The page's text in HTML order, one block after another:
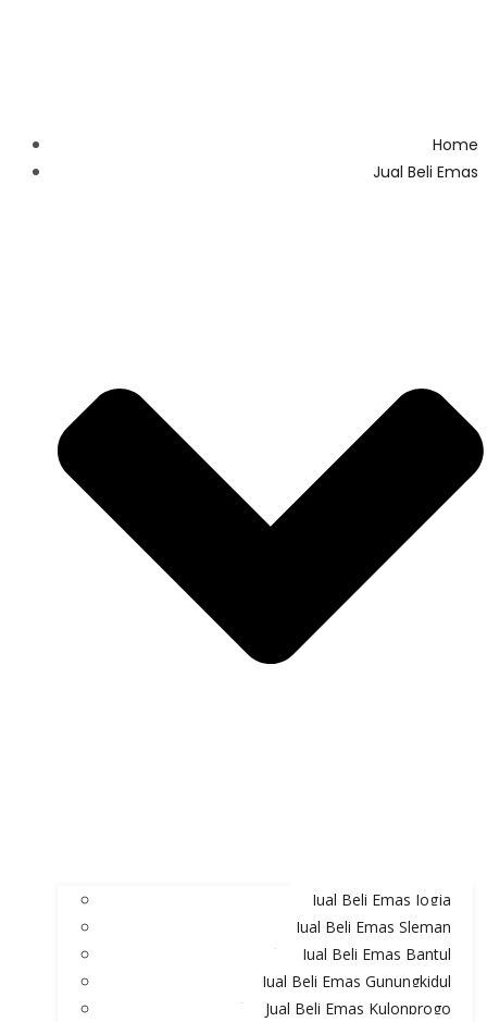
Home
Jual Beli Emas
Jual Beli Emas Jogja
Jual Beli Emas Sleman
Jual Beli Emas Bantul
Jual Beli Emas Gunungkidul
Jual Beli Emas Kulonprogo